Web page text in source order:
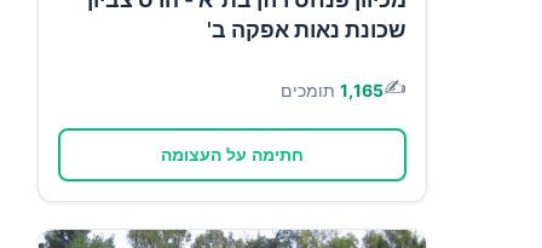
שכונת נאות אפקה ב'
✍️
1,165 תומכים
חתימה על העצומה